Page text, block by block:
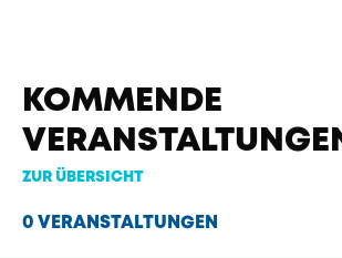
KOMMENDE
ZUR ÜBERSICHT
0 VERANSTALTUNGEN